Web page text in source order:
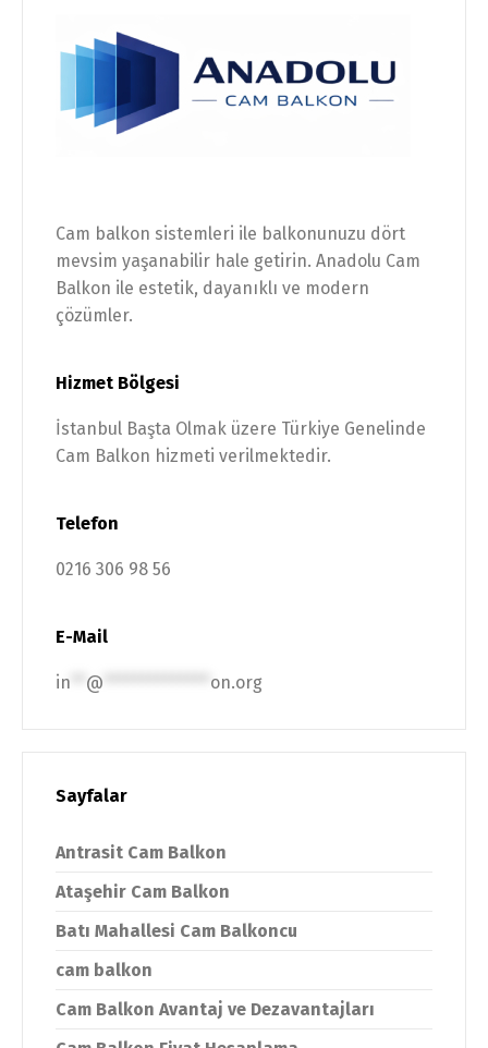
Cam balkon sistemleri ile balkonunuzu dört
mevsim yaşanabilir hale getirin. Anadolu Cam
Balkon ile estetik, dayanıklı ve modern
çözümler.
Hizmet Bölgesi
İstanbul Başta Olmak üzere Türkiye Genelinde
Cam Balkon hizmeti verilmektedir.
Telefon
0216 306 98 56
E-Mail
in @ on.org
Sayfalar
Antrasit Cam Balkon
Ataşehir Cam Balkon
Batı Mahallesi Cam Balkoncu
cam balkon
Cam Balkon Avantaj ve Dezavantajları